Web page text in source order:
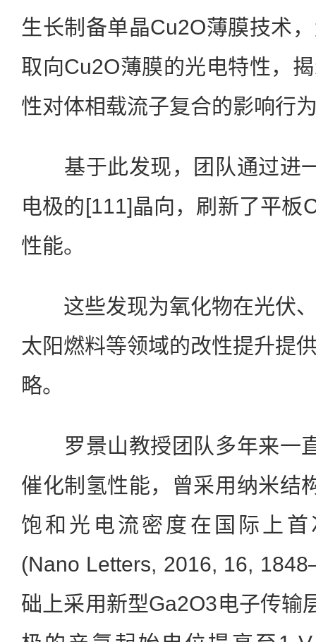
生长制备单晶Cu2O薄膜技术
取向Cu2O薄膜的光电特性，
性对体相载流子复合的影响行
基于此发现，团队通过进
电极的[111]晶向，刷新了平板
性能。
这些发现为氧化物在光伏、
太阳燃料等领域的改性提升提
略。
罗景山教授团队多年来一
催化制氢性能，曾采用纳米结
饱和光电流密度在国际上首
(Nano Letters, 2016, 16,
础上采用新型Ga2O3电子传输